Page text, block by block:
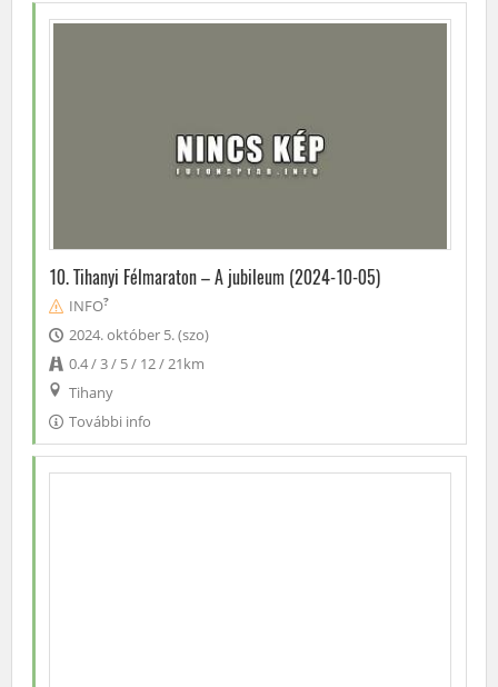
10. Tihanyi Félmaraton – A jubileum (2024-10-05)
INFO?
2024. október 5. (szo)
0.4 / 3 / 5 / 12 / 21km
Tihany
További info